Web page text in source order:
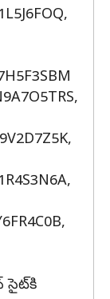
సైట్‌కి